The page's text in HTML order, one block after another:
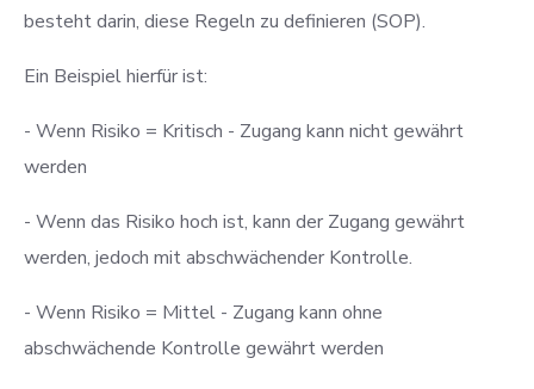
besteht darin, diese Regeln zu definieren (SOP).
Ein Beispiel hierfür ist:
- Wenn Risiko = Kritisch - Zugang kann nicht gewährt
werden
- Wenn das Risiko hoch ist, kann der Zugang gewährt
werden, jedoch mit abschwächender Kontrolle.
- Wenn Risiko = Mittel - Zugang kann ohne
abschwächende Kontrolle gewährt werden